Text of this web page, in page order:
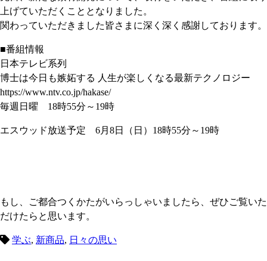
上げていただくこととなりました。
関わっていただきました皆さまに深く深く感謝しております。
■番組情報
日本テレビ系列
博士は今日も嫉妬する 人生が楽しくなる最新テクノロジー
https://www.ntv.co.jp/hakase/
毎週日曜 18時55分～19時
エスウッド放送予定 6月8日（日）18時55分～19時
もし、ご都合つくかたがいらっしゃいましたら、ぜひご覧いた
だけたらと思います。
学ぶ, 新商品, 日々の思い